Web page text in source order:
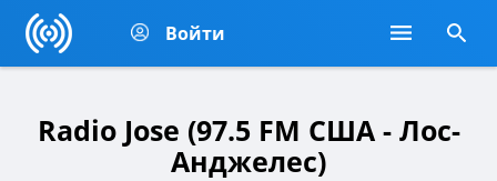
Войти
Radio Jose (97.5 FM США - Лос-
Анджелес)